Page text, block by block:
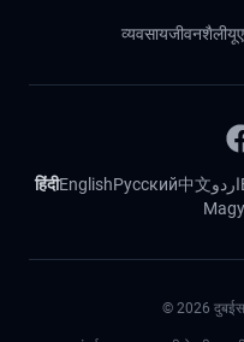
व्यवसायजीवनशैली
हिंदीEnglishРусский中文اردو
© 2026